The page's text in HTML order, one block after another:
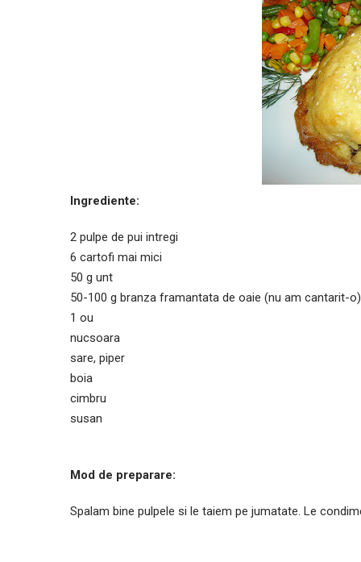
Ingrediente:
2 pulpe de pui intregi
6 cartofi mai mici
50 g unt
50-100 g branza framantata de oaie (nu am cantarit-o)
1 ou
nucsoara
sare, piper
boia
cimbru
susan
Mod de preparare:
Spalam bine pulpele si le taiem pe jumatate. Le